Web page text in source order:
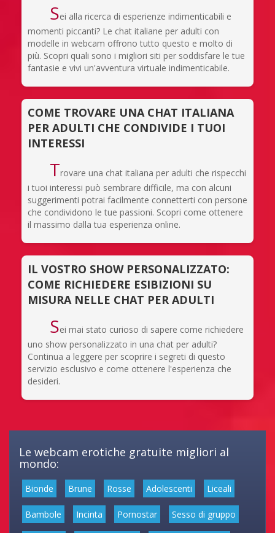
Sei alla ricerca di esperienze indimenticabili e
momenti piccanti? Le chat italiane per adulti con
modelle in webcam offrono tutto questo e molto di
più. Scopri quali sono i migliori siti per soddisfare le tue
fantasie e vivi un'avventura virtuale indimenticabile.
COME TROVARE UNA CHAT ITALIANA
PER ADULTI CHE CONDIVIDE I TUOI
INTERESSI
Trovare una chat italiana per adulti che rispecchi
i tuoi interessi può sembrare difficile, ma con alcuni
suggerimenti potrai facilmente connetterti con persone
che condividono le tue passioni. Scopri come ottenere
il massimo dalla tua esperienza online.
IL VOSTRO SHOW PERSONALIZZATO:
COME RICHIEDERE ESIBIZIONI SU
MISURA NELLE CHAT PER ADULTI
Sei mai stato curioso di sapere come richiedere
uno show personalizzato in una chat per adulti?
Continua a leggere per scoprire i segreti di questo
servizio esclusivo e come ottenere l'esperienza che
desideri.
Le webcam erotiche gratuite migliori al
mondo:
Bionde Brune Rosse Adolescenti Liceali
Bambole Incinta Pornostar Sesso di gruppo